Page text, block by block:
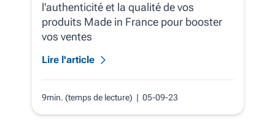
l'authenticité et la qualité de vos
produits Made in France pour booster
vos ventes
Lire l'article
9min. (temps de lecture) | 05-09-23